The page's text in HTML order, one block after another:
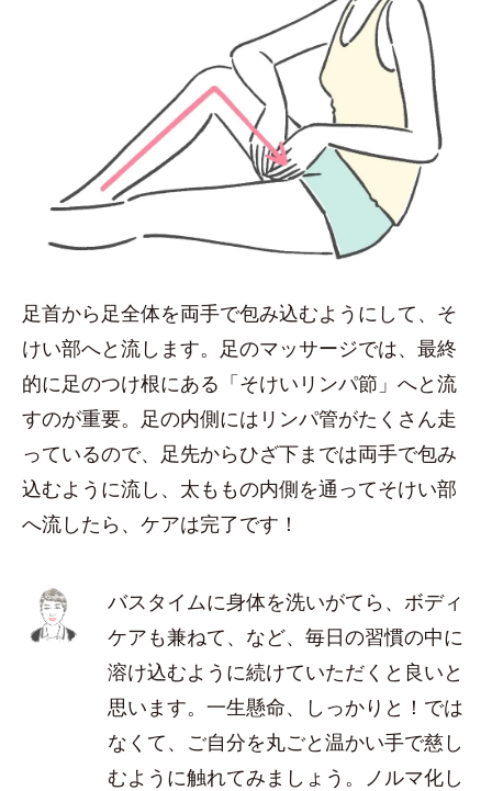
足首から足全体を両手で包み込むようにして、そ
けい部へと流します。足のマッサージでは、最終
的に足のつけ根にある「そけいリンパ節」へと流
すのが重要。足の内側にはリンパ管がたくさん走
っているので、足先からひざ下までは両手で包み
込むように流し、太ももの内側を通ってそけい部
へ流したら、ケアは完了です！
バスタイムに身体を洗いがてら、ボディ
ケアも兼ねて、など、毎日の習慣の中に
溶け込むように続けていただくと良いと
思います。一生懸命、しっかりと！では
なくて、ご自分を丸ごと温かい手で慈し
むように触れてみましょう。ノルマ化し